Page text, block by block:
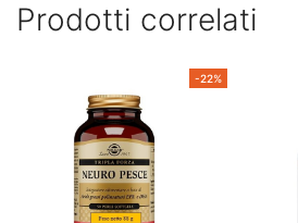
Prodotti correlati
-22%